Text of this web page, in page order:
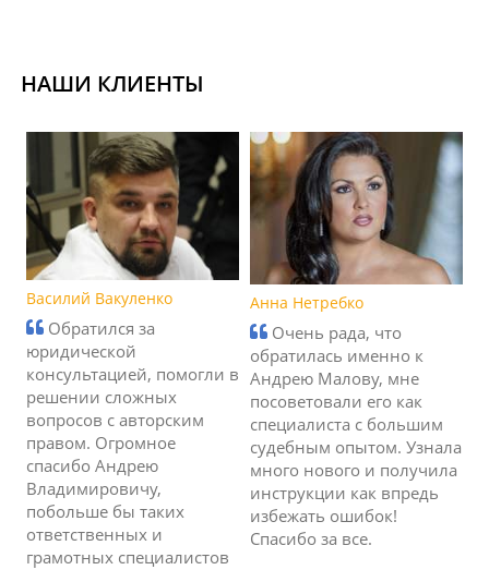
НАШИ КЛИЕНТЫ
Василий Вакуленко
Обратился за
юридической
консультацией, помогли в
решении сложных
вопросов с авторским
правом. Огромное
спасибо Андрею
Владимировичу,
побольше бы таких
ответственных и
грамотных специалистов
Анна Нетребко
Очень рада, что
обратилась именно к
Андрею Малову, мне
посоветовали его как
специалиста с большим
судебным опытом. Узнала
много нового и получила
инструкции как впредь
избежать ошибок!
Спасибо за все.